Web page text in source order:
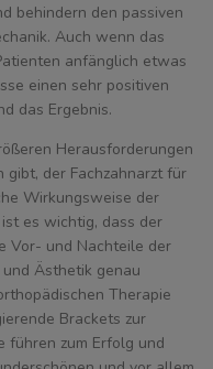
behindern den passiven
Auch wenn das
anfänglich etwas
einen sehr positiven
das Ergebnis.
Herausforderungen
gibt, der Fachzahnarzt für
Wirkungsweise der
es wichtig, dass der
Vor- und Nachteile der
Ästhetik genau
Therapie
Brackets zur
führen zum Erfolg und